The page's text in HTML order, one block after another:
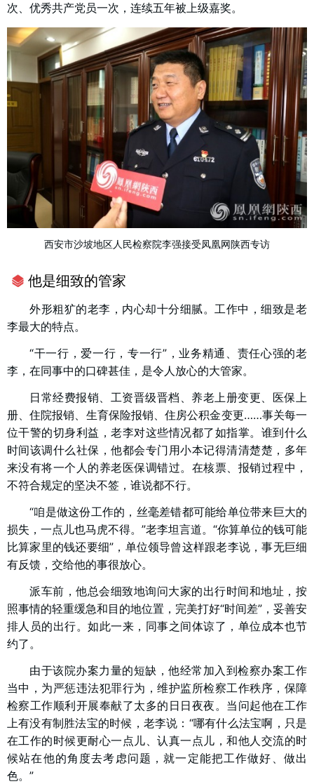
次、优秀共产党员一次，连续五年被上级嘉奖。
西安市沙坡地区人民检察院李强接受凤凰网陕西专访
他是细致的管家
外形粗犷的老李，内心却十分细腻。工作中，细致是老
李最大的特点。
“干一行，爱一行，专一行”，业务精通、责任心强的老
李，在同事中的口碑甚佳，是令人放心的大管家。
日常经费报销、工资晋级晋档、养老上册变更、医保上
册、住院报销、生育保险报销、住房公积金变更……事关每一
位干警的切身利益，老李对这些情况都了如指掌。谁到什么
时间该调什么社保，他都会专门用小本记得清清楚楚，多年
来没有将一个人的养老医保调错过。在核票、报销过程中，
不符合规定的坚决不签，谁说都不行。
“咱是做这份工作的，丝毫差错都可能给单位带来巨大的
损失，一点儿也马虎不得。”老李坦言道。“你算单位的钱可能
比算家里的钱还要细”，单位领导曾这样跟老李说，事无巨细
有反馈，交给他的事很放心。
派车前，他总会细致地询问大家的出行时间和地址，按
照事情的轻重缓急和目的地位置，完美打好“时间差”，妥善安
排人员的出行。如此一来，同事之间体谅了，单位成本也节
约了。
由于该院办案力量的短缺，他经常加入到检察办案工作
当中，为严惩违法犯罪行为，维护监所检察工作秩序，保障
检察工作顺利开展奉献了太多的日日夜夜。当问起他在工作
上有没有制胜法宝的时候，老李说：“哪有什么法宝啊，只是
在工作的时候更耐心一点儿、认真一点儿，和他人交流的时
候站在他的角度去考虑问题，就一定能把工作做好、做出
色。”